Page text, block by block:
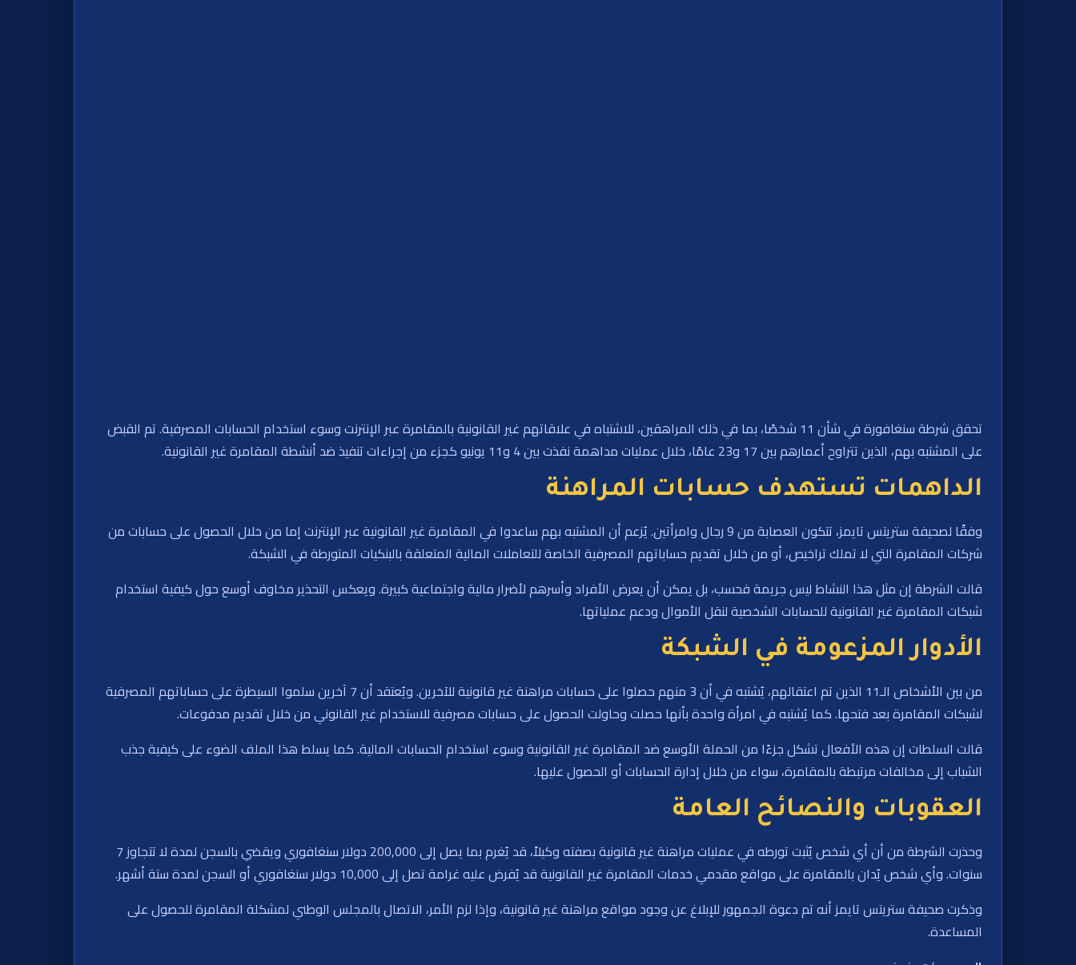
تحقق شرطة سنغافورة في شأن 11 شخصًا، بما في ذلك المراهقين، للاشتباه في علاقاتهم غير القانونية بالمقامرة عبر الإنترنت وسوء استخدام الحسابات المصرفية. تم القبض
على المشتبه بهم، الذين تتراوح أعمارهم بين 17 و23 عامًا، خلال عمليات مداهمة نفذت بين 4 و11 يونيو كجزء من إجراءات تنفيذ ضد أنشطة المقامرة غير القانونية.
الداهمات تستهدف حسابات المراهنة
وفقًا لصحيفة ستريتس تايمز، تتكون العصابة من 9 رجال وامرأتين. يُزعم أن المشتبه بهم ساعدوا في المقامرة غير القانونية عبر الإنترنت إما من خلال الحصول على حسابات من
شركات المقامرة التي لا تملك تراخيص، أو من خلال تقديم حساباتهم المصرفية الخاصة للتعاملات المالية المتعلقة بالبنكيات المتورطة في الشبكة.
قالت الشرطة إن مثل هذا النشاط ليس جريمة فحسب، بل يمكن أن يعرض الأفراد وأسرهم لأضرار مالية واجتماعية كبيرة. ويعكس التحذير مخاوف أوسع حول كيفية استخدام
شبكات المقامرة غير القانونية للحسابات الشخصية لنقل الأموال ودعم عملياتها.
الأدوار المزعومة في الشبكة
من بين الأشخاص الـ11 الذين تم اعتقالهم، يُشتبه في أن 3 منهم حصلوا على حسابات مراهنة غير قانونية للآخرين. ويُعتقد أن 7 آخرين سلموا السيطرة على حساباتهم المصرفية
لشبكات المقامرة بعد فتحها. كما يُشتبه في امرأة واحدة بأنها حصلت وحاولت الحصول على حسابات مصرفية للاستخدام غير القانوني من خلال تقديم مدفوعات.
قالت السلطات إن هذه الأفعال تشكل جزءًا من الحملة الأوسع ضد المقامرة غير القانونية وسوء استخدام الحسابات المالية. كما يسلط هذا الملف الضوء على كيفية جذب
الشباب إلى مخالفات مرتبطة بالمقامرة، سواء من خلال إدارة الحسابات أو الحصول عليها.
العقوبات والنصائح العامة
وحذرت الشرطة من أن أي شخص يُثبت تورطه في عمليات مراهنة غير قانونية بصفته وكيلاً، قد يُغرم بما يصل إلى 200,000 دولار سنغافوري ويقضي بالسجن لمدة لا تتجاوز 7
سنوات. وأي شخص يُدان بالمقامرة على مواقع مقدمي خدمات المقامرة غير القانونية قد يُفرض عليه غرامة تصل إلى 10,000 دولار سنغافوري أو السجن لمدة ستة أشهر.
وذكرت صحيفة ستريتس تايمز أنه تم دعوة الجمهور للإبلاغ عن وجود مواقع مراهنة غير قانونية، وإذا لزم الأمر، الاتصال بالمجلس الوطني لمشكلة المقامرة للحصول على
المساعدة.